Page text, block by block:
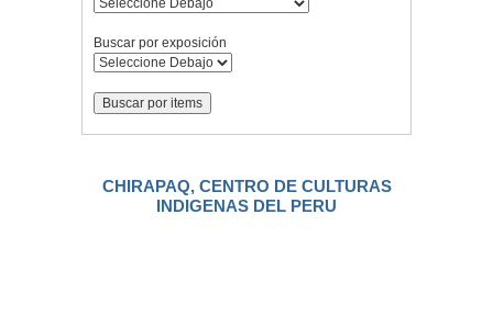
Buscar por exposición
CHIRAPAQ, CENTRO DE CULTURAS
INDIGENAS DEL PERU